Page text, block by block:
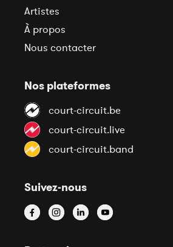
Artistes
À propos
Nous contacter
Nos plateformes
court-circuit.be
court-circuit.live
court-circuit.band
Suivez-nous